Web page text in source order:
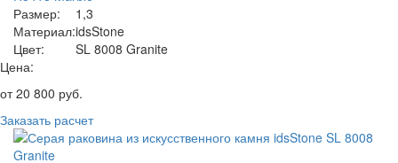
Размер:
1,3
Материал:idsStone
Цвет:
SL 8008 Granite
Цена:
от20 800 руб.
Заказать расчет